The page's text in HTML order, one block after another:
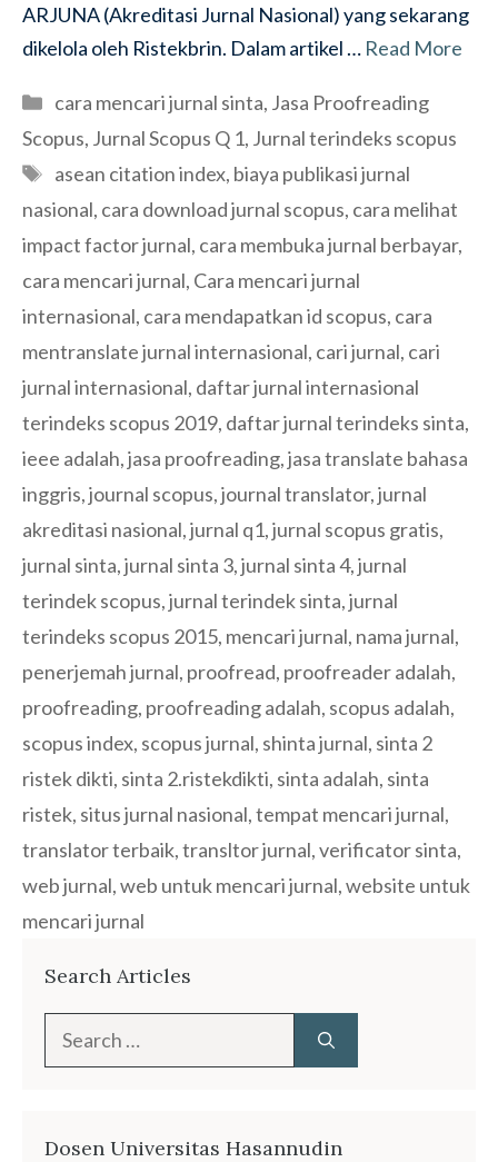
ARJUNA (Akreditasi Jurnal Nasional) yang sekarang
dikelola oleh Ristekbrin. Dalam artikel … Read More
Categories
cara mencari jurnal sinta, Jasa Proofreading
Scopus, Jurnal Scopus Q 1, Jurnal terindeks scopus
Tags
asean citation index, biaya publikasi jurnal
nasional, cara download jurnal scopus, cara melihat
impact factor jurnal, cara membuka jurnal berbayar,
cara mencari jurnal, Cara mencari jurnal
internasional, cara mendapatkan id scopus, cara
mentranslate jurnal internasional, cari jurnal, cari
jurnal internasional, daftar jurnal internasional
terindeks scopus 2019, daftar jurnal terindeks sinta,
ieee adalah,jasa proofreading,jasa translate bahasa
inggris,journal scopus,journal translator,jurnal
akreditasi nasional,jurnal q1,jurnal scopus gratis,
jurnal sinta,jurnal sinta 3,jurnal sinta 4,jurnal
terindek scopus,jurnal terindek sinta,jurnal
terindeks scopus 2015, mencari jurnal, nama jurnal,
penerjemah jurnal, proofread, proofreader adalah,
proofreading, proofreading adalah, scopus adalah,
scopus index, scopus jurnal, shinta jurnal, sinta 2
ristek dikti, sinta 2.ristekdikti, sinta adalah, sinta
ristek, situs jurnal nasional,tempat mencari jurnal,
translator terbaik,transltor jurnal,verificator sinta,
web jurnal,web untuk mencari jurnal,website untuk
mencari jurnal
Search Articles
Dosen Universitas Hasannudin